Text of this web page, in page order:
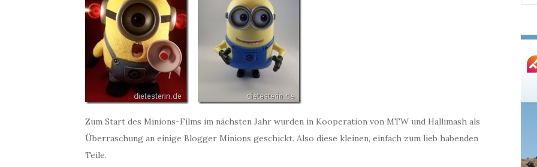
Zum Start des Minions-Films im nächsten Jahr wurden in Kooperation von MTW und Hallimash als
Überraschung an einige Blogger Minions geschickt. Also diese kleinen, einfach zum lieb habenden
Teile.